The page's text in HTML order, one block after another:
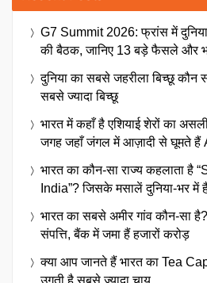
G7 Summit 2026: फ्रांस में
की बैठक, जानिए 13 बड़े फैसले और
दुनिया का सबसे जहरीला बिच्छू कौन
सबसे ज्यादा बिच्छू
भारत में कहाँ है एशियाई शेरों का
जगह जहाँ जंगल में आज़ादी से घूमते हैं
भारत का कौन-सा राज्य कहलाता है
India”? जिसके मसालें दुनिया-भर में
भारत का सबसे अमीर गांव कौन-सा
संपत्ति, बैंक में जमा हैं हजारों करोड़
क्या आप जानते हैं भारत का Tea
उगती है सबसे ज्यादा चाय